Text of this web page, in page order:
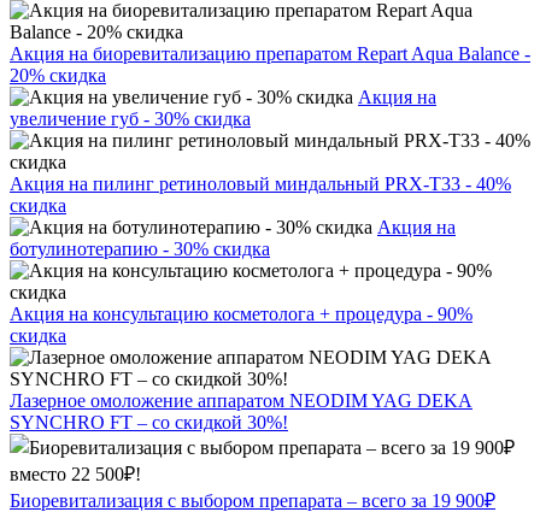
Акция на биоревитализацию препаратом Repart Aqua Balance -
20% скидка
Акция на
увеличение губ - 30% скидка
Акция на пилинг ретиноловый миндальный PRX-T33 - 40%
скидка
Акция на
ботулинотерапию - 30% скидка
Акция на консультацию косметолога + процедура - 90%
скидка
Лазерное омоложение аппаратом NEODIM YAG DEKA
SYNCHRO FT – со скидкой 30%!
Биоревитализация с выбором препарата – всего за 19 900₽